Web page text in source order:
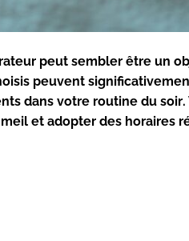
peut sembler être un
peuvent
dans votre routine du soir
et adopter des horaires